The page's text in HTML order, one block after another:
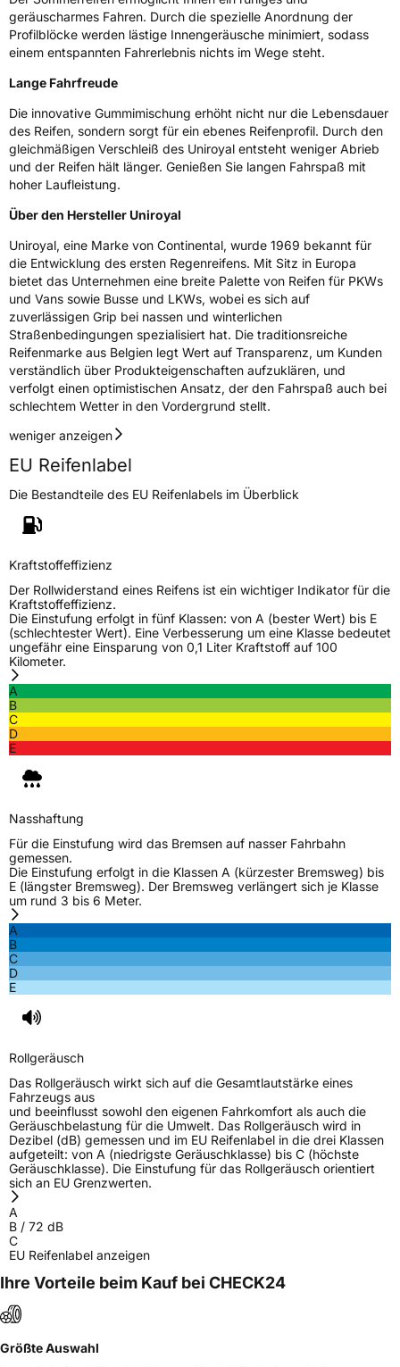
NasshaftungA
Rollgeräusch (Klasse)
Rollgeräusch (dB)72
FahrzeugklasseC1
3PMSF / Schneeflockensymbol / Alpine-Symbol
Eisgrip Nein
EPREL ID636277
Allgemeine Produktsicherheit (GPSR)
HerstellerkontaktContinental Reifen Deutschland GmbH,
Continental-Plaza 1 30175 Hannover
Deutschland,
customerservice_tires@conti.de
geräuscharmes Fahren. Durch die spezielle Anordnung der
Profilblöcke werden lästige Innengeräusche minimiert, sodass
einem entspannten Fahrerlebnis nichts im Wege steht.
Lange Fahrfreude
Die innovative Gummimischung erhöht nicht nur die Lebensdauer
des Reifen, sondern sorgt für ein ebenes Reifenprofil. Durch den
gleichmäßigen Verschleiß des Uniroyal entsteht weniger Abrieb
und der Reifen hält länger. Genießen Sie langen Fahrspaß mit
hoher Laufleistung.
Über den Hersteller Uniroyal
Uniroyal, eine Marke von Continental, wurde 1969 bekannt für
die Entwicklung des ersten Regenreifens. Mit Sitz in Europa
bietet das Unternehmen eine breite Palette von Reifen für PKWs
und Vans sowie Busse und LKWs, wobei es sich auf
zuverlässigen Grip bei nassen und winterlichen
Straßenbedingungen spezialisiert hat. Die traditionsreiche
Reifenmarke aus Belgien legt Wert auf Transparenz, um Kunden
verständlich über Produkteigenschaften aufzuklären, und
verfolgt einen optimistischen Ansatz, der den Fahrspaß auch bei
schlechtem Wetter in den Vordergrund stellt.
weniger anzeigen
EU Reifenlabel
Die Bestandteile des EU Reifenlabels im Überblick
Kraftstoffeffizienz
Der Rollwiderstand eines Reifens ist ein wichtiger Indikator für die
Kraftstoffeffizienz.
Die Einstufung erfolgt in fünf Klassen: von A (bester Wert) bis E
(schlechtester Wert). Eine Verbesserung um eine Klasse bedeutet
ungefähr eine Einsparung von 0,1 Liter Kraftstoff auf 100
Kilometer.
A
B
C
D
E
Nasshaftung
Für die Einstufung wird das Bremsen auf nasser Fahrbahn
gemessen.
Die Einstufung erfolgt in die Klassen A (kürzester Bremsweg) bis
E (längster Bremsweg). Der Bremsweg verlängert sich je Klasse
um rund 3 bis 6 Meter.
A
B
C
D
E
Rollgeräusch
Das Rollgeräusch wirkt sich auf die Gesamtlautstärke eines
Fahrzeugs aus
und beeinflusst sowohl den eigenen Fahrkomfort als auch die
Geräuschbelastung für die Umwelt. Das Rollgeräusch wird in
Dezibel (dB) gemessen und im EU Reifenlabel in die drei Klassen
aufgeteilt: von A (niedrigste Geräuschklasse) bis C (höchste
Geräuschklasse). Die Einstufung für das Rollgeräusch orientiert
sich an EU Grenzwerten.
A
B / 72 dB
C
EU Reifenlabel anzeigen
Ihre Vorteile beim Kauf bei CHECK24
Größte Auswahl